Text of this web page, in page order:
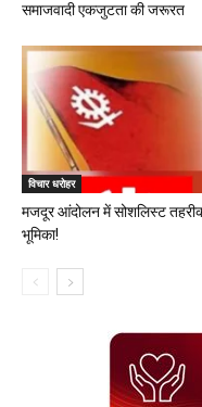
समाजवादी एकजुटता की जरूरत
विचार धरोहर
मजदूर आंदोलन में सोशलिस्ट
भूमिका!